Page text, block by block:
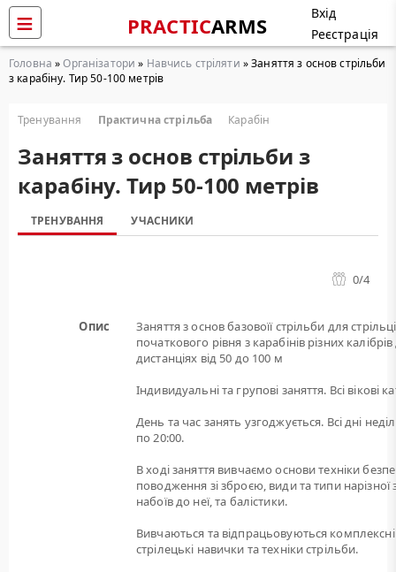
PRACTICARMS
Вхід
Реєстрація
Головна »Організатори » Навчись стріляти » Заняття з основ стрільби
з карабіну. Тир 50-100 метрів
Тренування Практична стрільба Карабін
Заняття з основ стрільби з
карабіну. Тир 50-100 метрів
ТРЕНУВАННЯ УЧАСНИКИ
0/4
Опис
Заняття з основ базовоїї стрільби для
початкового рівня з карабінів різних
дистанціях від 50 до 100 м
Індивидуальні та групові заняття. Всі вікові
День та час занять узгоджується. Всі дні
по 20:00.
В ході заняття вивчаємо основи техніки
поводження зі зброєю, види та типи нарізної
набоїв до неї, та балістики.
Вивчаються та відпрацьовуються комплексні
стрілецькі навички та техніки стрільби.